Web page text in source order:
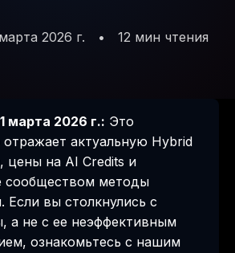
2026 г. • 12 мин чтения
марта 2026 г.: Это
актуальную Hybrid
цены на AI Credits и
сообществом методы
Если вы столкнулись с
а не с ее неэффективным
ознакомьтесь с нашим